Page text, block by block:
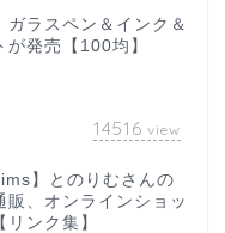
ガラスペン＆インク＆
が発売【100均】
14516 view
】とのりむさんの
販、オンラインショッ
ンク集】